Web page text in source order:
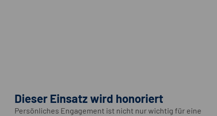
Dieser Einsatz wird honoriert
Persönliches Engagement ist nicht nur wichtig für eine